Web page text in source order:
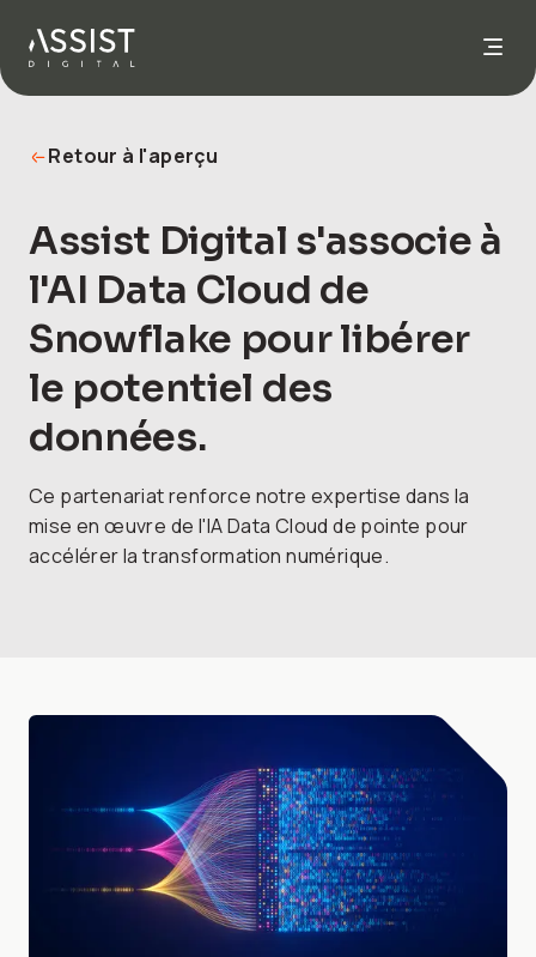
Aller à l'accueil
Retour à l'aperçu
Assist Digital s'associe à
l'AI Data Cloud de
Snowflake pour libérer
le potentiel des
données.
Ce partenariat renforce notre expertise dans la
mise en œuvre de l'IA Data Cloud de pointe pour
accélérer la transformation numérique.